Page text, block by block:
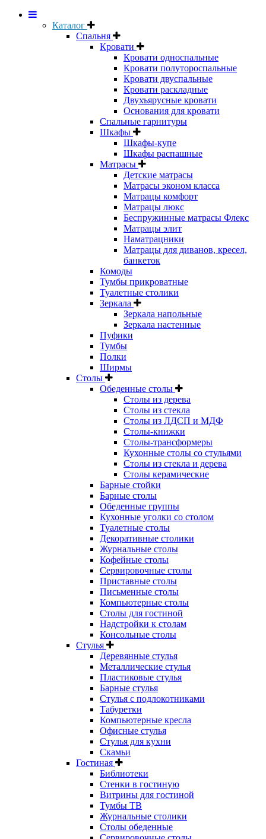
Каталог
Спальня
Кровати
Кровати односпальные
Кровати полутороспальные
Кровати двуспальные
Кровати раскладные
Двухъярусные кровати
Основания для кровати
Спальные гарнитуры
Шкафы
Шкафы-купе
Шкафы распашные
Матрасы
Детские матрасы
Матрасы эконом класса
Матрацы комфорт
Матрацы люкс
Беспружинные матрасы Флекс
Матрацы элит
Наматрацники
Матрацы для диванов, кресел,
банкеток
Комоды
Тумбы прикроватные
Туалетные столики
Зеркала
Зеркала напольные
Зеркала настенные
Пуфики
Тумбы
Полки
Ширмы
Столы
Обеденные столы
Столы из дерева
Столы из стекла
Столы из ЛДСП и МДФ
Столы-книжки
Столы-трансформеры
Кухонные столы со стульями
Столы из стекла и дерева
Столы керамические
Барные стойки
Барные столы
Обеденные группы
Кухонные уголки со столом
Туалетные столы
Декоративные столики
Журнальные столы
Кофейные столы
Сервировочные столы
Приставные столы
Письменные столы
Компьютерные столы
Столы для гостиной
Надстройки к столам
Консольные столы
Стулья
Деревянные стулья
Металлические стулья
Пластиковые стулья
Барные стулья
Стулья с подлокотниками
Табуретки
Компьютерные кресла
Офисные стулья
Стулья для кухни
Скамьи
Гостиная
Библиотеки
Стенки в гостиную
Витрины для гостиной
Тумбы ТВ
Журнальные столики
Столы обеденные